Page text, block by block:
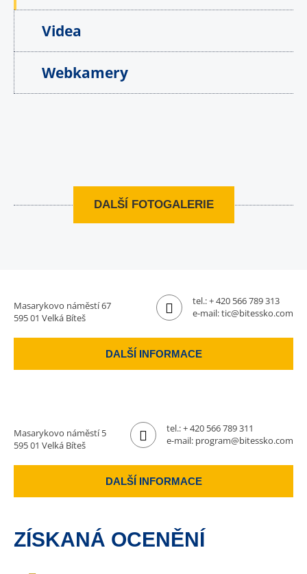
Videa
Webkamery
DALŠÍ FOTOGALERIE
Masarykovo náměstí 67
595 01 Velká Bíteš
tel.:+ 420 566 789 313
e-mail:tic@bitessko.com
DALŠÍ INFORMACE
Masarykovo náměstí 5
595 01 Velká Bíteš
tel.:+ 420 566 789 311
e-mail: program@bitessko.com
DALŠÍ INFORMACE
ZÍSKANÁ OCENĚNÍ